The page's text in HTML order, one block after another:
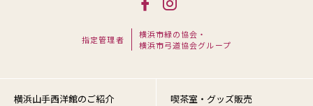
指定管理者
横浜市緑の協会・
横浜市弓道協会グループ
横浜山手西洋館のご紹介
喫茶室・グッズ販売